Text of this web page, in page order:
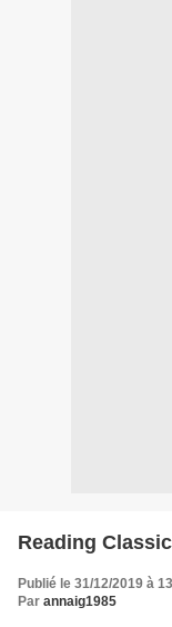
Reading
Publié le 31/12/2019 à
Par annaig1985